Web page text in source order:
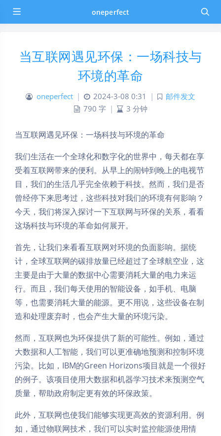
oneperfect
当互联网遇见环保：一场科技与
环境的革命
oneperfect | 2024-3-08 0:31 |
邮件发文
790 字 | 3 分钟
当互联网遇见环保：一场科技与环境的革命
我们生活在一个全球化和数字化的世界中，每天都在享
受着互联网带来的便利。从早上的闹钟到晚上的电视节
目，我们的生活几乎完全依赖于科技。然而，我们是否
曾经停下来思考过，这些科技对我们的环境有何影响？
今天，我们将深入探讨一下互联网与环保的关系，看看
这场科技与环境的革命如何展开。
首先，让我们来看看互联网对环境的负面影响。据统
计，全球互联网的碳排放量已经超过了全球航空业，这
主要是由于大量的数据中心需要消耗大量的电力来运
行。而且，我们每天使用的智能设备，如手机、电脑
等，也需要消耗大量的能源。更不用说，这些设备在制
造和处理废弃时，也会产生大量的环境污染。
然而，互联网也为环保提供了新的可能性。例如，通过
大数据和人工智能，我们可以更准确地预测和控制环境
污染。比如，IBM的Green Horizons项目就是一个很好
的例子。该项目使用大数据和机器学习技术来预测空气
质量，帮助政府制定更有效的环保政策。
此外，互联网也使我们能够实现更高效的资源利用。例
如，通过物联网技术，我们可以实时监控能源使用情